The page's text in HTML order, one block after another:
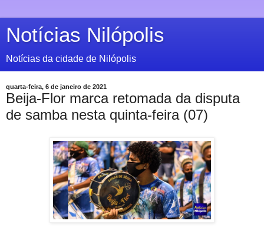
Notícias Nilópolis
Notícias da cidade de Nilópolis
quarta-feira, 6 de janeiro de 2021
Beija-Flor marca retomada da disputa
de samba nesta quinta-feira (07)